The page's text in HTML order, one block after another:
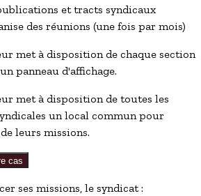
et tracts syndicaux
des réunions (une fois par mois)
met à disposition de chaque section
panneau d'affichage.
met à disposition de toutes les
un local commun pour
leurs missions.
cas
ses missions, le syndicat :